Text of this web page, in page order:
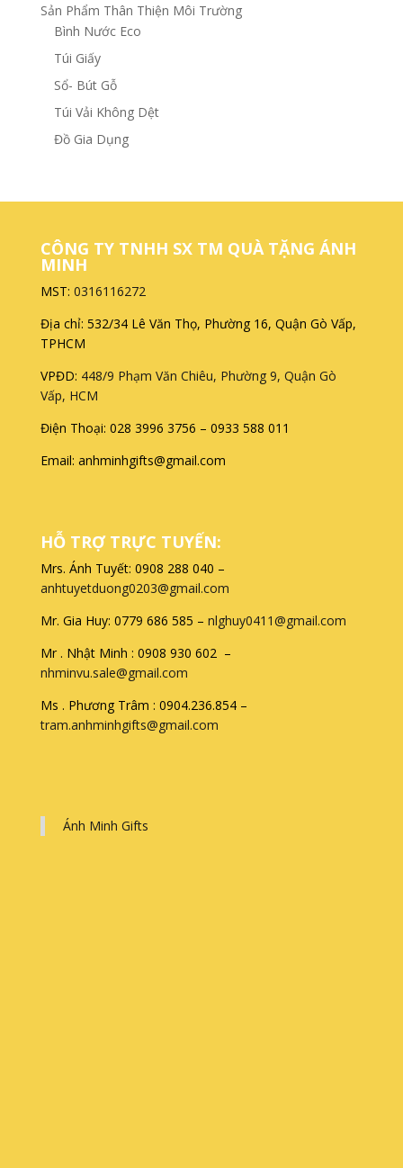
Sản Phẩm Thân Thiện Môi Trường
Bình Nước Eco
Túi Giấy
Sổ- Bút Gỗ
Túi Vải Không Dệt
Đồ Gia Dụng
CÔNG TY TNHH SX TM QUÀ TẶNG ÁNH
MINH
MST: 0316116272
Địa chỉ: 532/34 Lê Văn Thọ, Phường 16, Quận Gò Vấp,
TPHCM
VPĐD: 448/9 Phạm Văn Chiêu, Phường 9, Quận Gò
Vấp, HCM
Điện Thoại: 028 3996 3756 – 0933 588 011
Email: anhminhgifts@gmail.com
HỖ TRỢ TRỰC TUYẾN:
Mrs. Ánh Tuyết: 0908 288 040 –
anhtuyetduong0203@gmail.com
Mr. Gia Huy: 0779 686 585 – nlghuy0411@gmail.com
Mr . Nhật Minh : 0908 930 602 –
nhminvu.sale@gmail.com
Ms . Phương Trâm : 0904.236.854 –
tram.anhminhgifts@gmail.com
Ánh Minh Gifts